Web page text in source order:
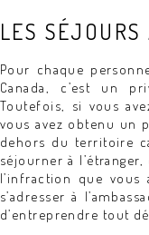
LES SÉJOURS
Pour chaque
Canada, c’est un
Toutefois, si vous
vous avez obtenu un
dehors du territoire
séjourner à
l’infraction que
s’adresser à
d’entreprendre tout